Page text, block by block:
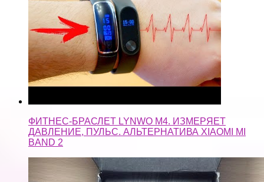
ФИТНЕС-БРАСЛЕТ LYNWO M4. ИЗМЕРЯЕТ
ДАВЛЕНИЕ, ПУЛЬС. АЛЬТЕРНАТИВА XIAOMI MI
BAND 2